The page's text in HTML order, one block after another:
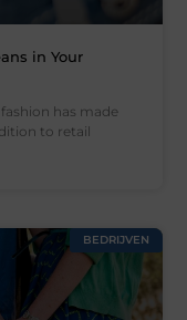
in Your
has made
to retail
BEDRIJVEN